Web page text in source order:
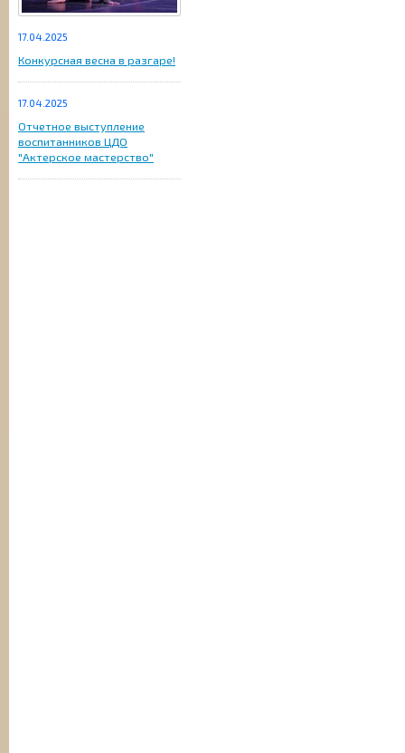
17.04.2025
Конкурсная весна в разгаре!
17.04.2025
Отчетное выступление
воспитанников ЦДО
"Актерское мастерство"